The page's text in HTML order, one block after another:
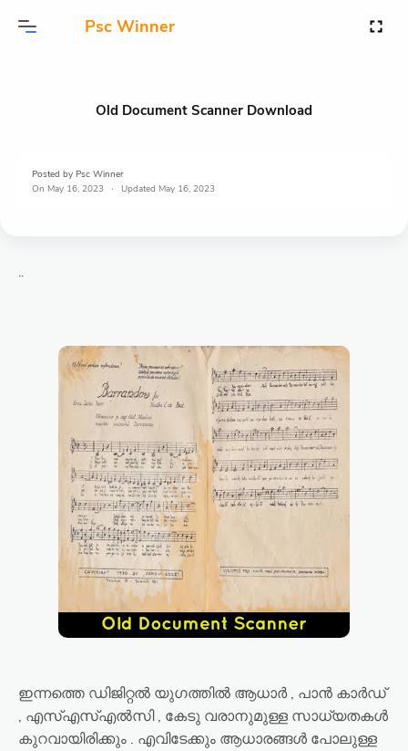
Psc Winner
Old Document Scanner Download
Posted by Psc Winner
On May 16, 2023 May 16, 2023
..
ഇന്നത്തെ ഡിജിറ്റൽ യുഗത്തിൽ ആധാർ , പാൻ കാർഡ്
, എസ്എസ്എൽസി , കേടു വരാനുമുള്ള സാധ്യതകൾ
കുറവായിരിക്കും . എവിടേക്കും ആധാരങ്ങൾ പോലുള്ള